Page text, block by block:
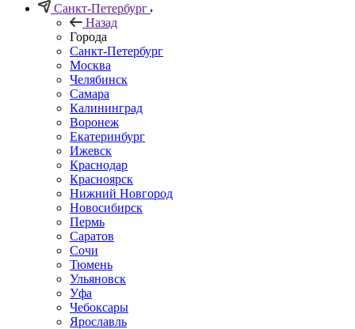
Санкт-Петербург
Назад
Города
Санкт-Петербург
Москва
Челябинск
Самара
Калининград
Воронеж
Екатеринбург
Ижевск
Краснодар
Красноярск
Нижний Новгород
Новосибирск
Пермь
Саратов
Сочи
Тюмень
Ульяновск
Уфа
Чебоксары
Ярославль